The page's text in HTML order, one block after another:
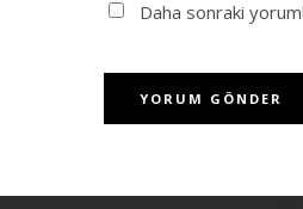
Daha sonraki